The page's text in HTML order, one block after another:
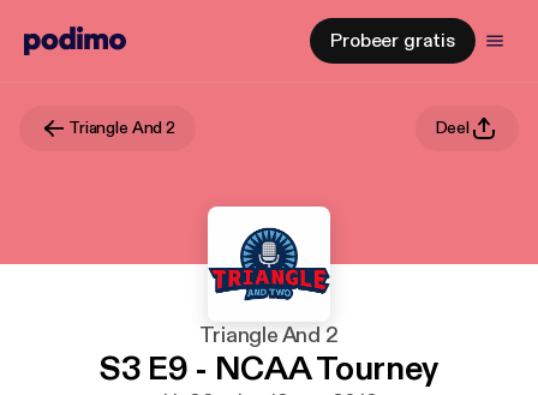
Probeer gratis
Triangle And 2 Deel
Triangle And 2
S3 E9 - NCAA Tourney